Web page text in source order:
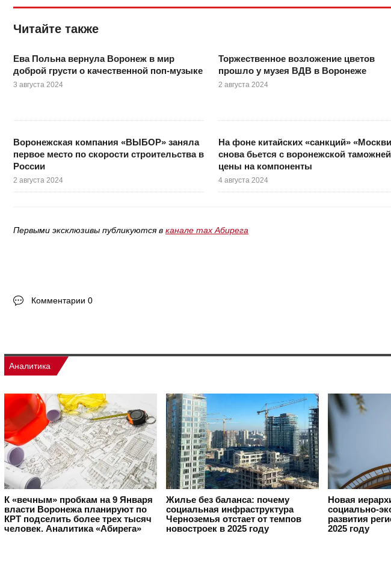
Читайте также
Ева Польна вернула Воронеж в мир
доброй грусти о качественной поп-музыке
3 августа 2024
Торжественное возложение цветов
прошло у музея ВДВ в Воронеже
2 августа 2024
Воронежская компания «ВЫБОР» заняла
первое место по скорости строительства в
России
2 августа 2024
На фоне китайских «санкций»
снова бьется с воронежской
цены на компоненты
4 августа 2024
Первыми эксклюзивы публикуются в канале max Абирега
Комментарии 0
Аналитика
К «вечным» пробкам на 9 Января
власти Воронежа планируют по
КРТ подселить более трех тысяч
человек. Аналитика «Абирега»
Жилье без баланса: почему
социальная инфраструктура
Черноземья отстает от темпов
новостроек в 2025 году
Новая
социально-
развития
2025 году